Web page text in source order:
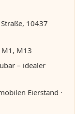
10437
M1, M13
– idealer
Eierstand ·